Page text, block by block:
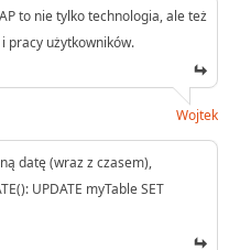
to nie tylko technologia, ale też
pracy użytkowników.
Wojtek
datę (wraz z czasem),
UPDATE myTable SET